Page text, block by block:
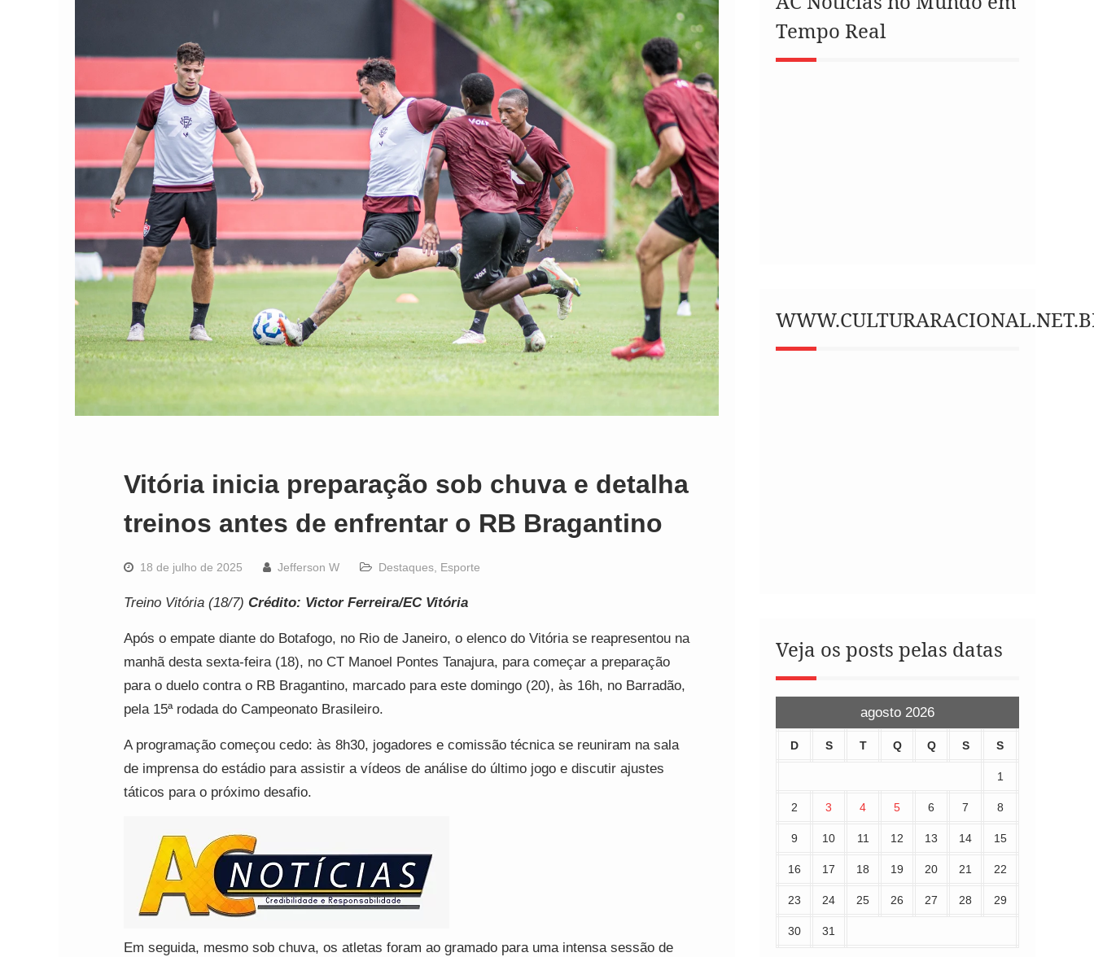
Vitória inicia preparação sob chuva e detalha
treinos antes de enfrentar o RB Bragantino
18 de julho de 2025 Jefferson W Destaques, Esporte
Treino Vitória (18/7) Crédito: Victor Ferreira/EC Vitória
Após o empate diante do Botafogo, no Rio de Janeiro, o elenco do Vitória se reapresentou na
manhã desta sexta-feira (18), no CT Manoel Pontes Tanajura, para começar a preparação
para o duelo contra o RB Bragantino, marcado para este domingo (20), às 16h, no Barradão,
pela 15ª rodada do Campeonato Brasileiro.
A programação começou cedo: às 8h30, jogadores e comissão técnica se reuniram na sala
de imprensa do estádio para assistir a vídeos de análise do último jogo e discutir ajustes
táticos para o próximo desafio.
Em seguida, mesmo sob chuva, os atletas foram ao gramado para uma intensa sessão de
Tempo Real
Veja os posts pelas datas
agosto 2026
D S T Q Q S S
1
2 3 4 5 6 7 8
9 10 11 12 13 14 15
16 17 18 19 20 21 22
23 24 25 26 27 28 29
30 31